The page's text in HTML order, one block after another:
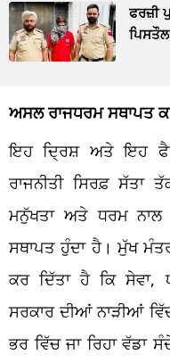
ਫਰਜ਼ੀ
ਅਸਲ ਰਾਜਧਰਮ ਸਥਾਪਤ
ਇਹ ਦ੍ਰਿਸ਼ ਅਤੇ ਇਹ
ਰਾਜਨੀਤੀ ਸਿਰਫ਼
ਮਨੁੱਖਤਾ ਅਤੇ ਧਰਮ ਨਾਲ
ਸਥਾਪਤ ਹੁੰਦਾ ਹੈ। ਮੁੱਖ
ਕਰ ਦਿੱਤਾ ਹੈ ਕਿ ਸੇਵਾ,
ਸਰਕਾਰ ਦੀਆਂ ਨਾੜੀਆਂ
ਭਰ ਵਿੱਚ ਜਾ ਰਿਹਾ